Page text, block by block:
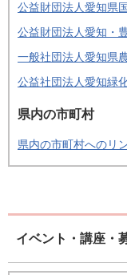
公益財団法人愛知県
公益財団法人愛知・
一般社団法人愛知県
公益社団法人愛知緑
県内の市町村
県内の市町村へのリ
イベント・講座・